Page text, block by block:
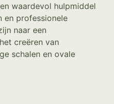
waardevol hulpmiddel
en professionele
naar een
creëren van
schalen en ovale